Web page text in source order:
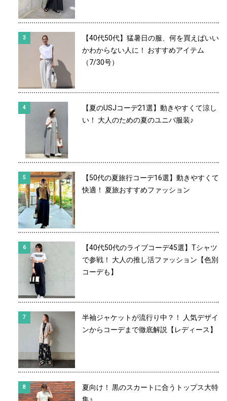
【40代50代】猛暑日の服、何を買えばいい
かわからない人に！ おすすめアイテム
（7/30号）
【夏のUSJコーデ21選】動きやすくて涼し
い！ 大人のための夏のユニバ服装♪
【50代の夏旅行コーデ16選】動きやすくて
快適！ 夏旅おすすめファッション
【40代50代のライブコーデ45選】Tシャツ
で参戦！ 大人の推し活ファッション【色別
コーデも】
半袖ジャケットが流行り中？！ 人気デザイ
ンからコーデまで徹底解説【レディース】
夏向け！ 黒のスカートに合うトップス大特